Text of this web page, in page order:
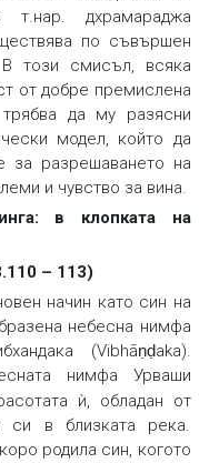
т.нар. дхрамараджа
по съвършен
този смисъл, всяка
от добре премислена
да му разясни
модел, който да
за разрешаването на
и чувство за вина.
в клопката на
– 113)
начин като син на
небесна нимфа
(Vibhāṇḍaka).
нимфа Урваши
ѝ, обладан от
си в близката река.
родила син, когото